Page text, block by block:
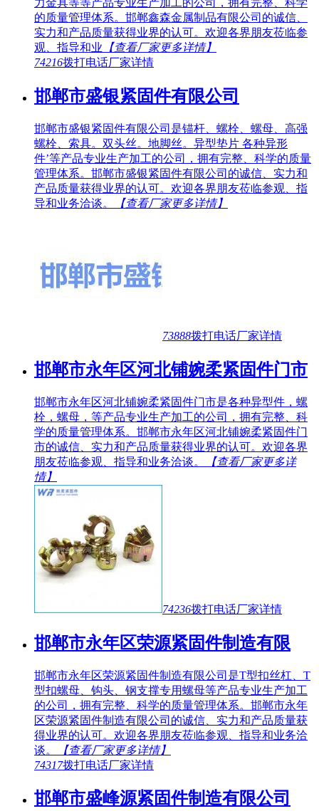
力金具等等产品专业生产加工的公司，拥有完整、科学
的质量管理体系。邯郸鑫森金属制品有限公司的诚信、
实力和产品质量获得业界的认可。欢迎各界朋友莅临参
观、指导和业 【查看厂家更多详情】
74216拨打电话厂家详情
邯郸市盛银紧固件有限公司
邯郸市盛银紧固件有限公司是锚杆、螺栓、螺母、高强
螺栓、索具。双头丝。地脚丝。异型垫片 各种异形
件’等产品专业生产加工的公司，拥有完整、科学的质量
管理体系。邯郸市盛银紧固件有限公司的诚信、实力和
产品质量获得业界的认可。欢迎各界朋友莅临参观、指
导和业务洽谈。
【查看厂家更多详情】
73888拨打电话厂家详情
邯郸市永年区河北铺婉柔紧固件门市
邯郸市永年区河北铺婉柔紧固件门市是各种异型件，螺
栓，螺母，等产品专业生产加工的公司，拥有完整、科
学的质量管理体系。邯郸市永年区河北铺婉柔紧固件门
市的诚信、实力和产品质量获得业界的认可。欢迎各界
朋友莅临参观、指导和业务洽谈。
【查看厂家更多详
情】
74236拨打电话厂家详情
邯郸市永年区荣源紧固件制造有限
邯郸市永年区荣源紧固件制造有限公司是T型扣丝杠、T
型扣螺母、钩头、钢支撑专用螺母等产品专业生产加工
的公司，拥有完整、科学的质量管理体系。邯郸市永年
区荣源紧固件制造有限公司的诚信、实力和产品质量获
得业界的认可。欢迎各界朋友莅临参观、指导和业务洽
谈。
【查看厂家更多详情】
74317拨打电话厂家详情
邯郸市盛峰源紧固件制造有限公司